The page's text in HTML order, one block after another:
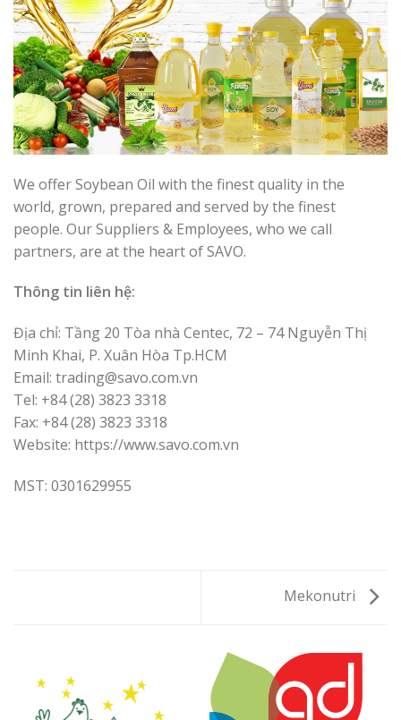
We offer Soybean Oil with the finest quality in the
world, grown, prepared and served by the finest
people. Our Suppliers & Employees, who we call
partners, are at the heart of SAVO.
Thông tin liên hệ:
Địa chỉ: Tầng 20 Tòa nhà Centec, 72 – 74 Nguyễn Thị
Minh Khai, P. Xuân Hòa Tp.HCM
Email: trading@savo.com.vn
Tel: +84 (28) 3823 3318
Fax: +84 (28) 3823 3318
Website: https://www.savo.com.vn
MST: 0301629955
Mekonutri